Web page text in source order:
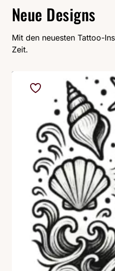
Neue Designs
Mit den neuesten Tattoo-
Zeit.